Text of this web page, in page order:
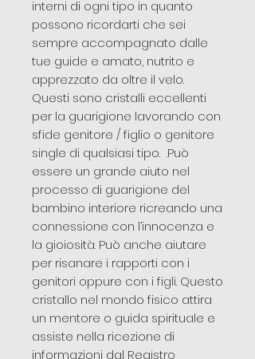
interni di ogni tipo in quanto
possono ricordarti che sei
sempre accompagnato dalle
tue guide e amato, nutrito e
apprezzato da oltre il velo.
Questi sono cristalli eccellenti
per la guarigione lavorando con
sfide genitore / figlio o genitore
single di qualsiasi tipo. .Può
essere un grande aiuto nel
processo di guarigione del
bambino interiore ricreando una
connessione con l’innocenza e
la gioiosità. Può anche aiutare
per risanare i rapporti con i
genitori oppure con i figli. Questo
cristallo nel mondo fisico attira
un mentore o guida spirituale e
assiste nella ricezione di
informazioni dal Registro